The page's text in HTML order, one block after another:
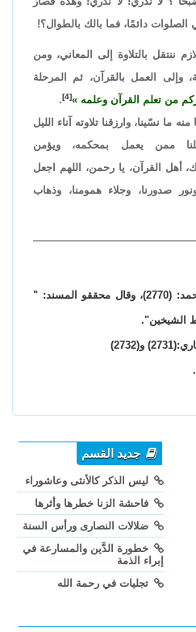
الصلوات دائمًا، فما بالك بالطوال؟!
ننتقل بالتلاوة إلى المعاني، ومن
وإلى العمل بالقرآن، ثم المرحلة
من تعلم القرآن وعلمه [4]
.
ما نسّينا، وارزقنا تلاوته آناء الليل
ممن يعمل بمحكمه، ويؤمن
أهل القرآن، يا رحمن، اللهم اجعل
صدورنا، وجلاء همومنا، وذهاب
انظر القصة: رواها أحمد: (2770)، وقال محققو المسند: "
الشيخين".
جديد القسم
ليس الذكر كالأنثى وعاشوراء
فاحشة الزنا خطرها وأثرها
ضلالات النصارى ورأس السنة
خطورة الدَّين والمسارعة في
إبراء الذمة
تجليات في رحمة الله